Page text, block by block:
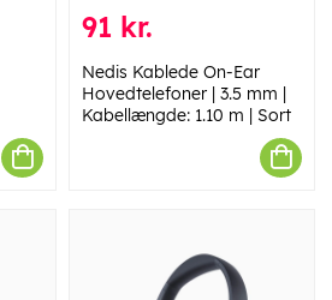
91 kr.
Nedis Kablede On-Ear
Hovedtelefoner | 3.5 mm |
Kabellængde: 1.10 m | Sort